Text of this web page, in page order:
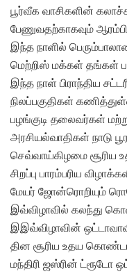
பூர்வீக வாசிகளின்
பேணுவதற்காகவும்
இந்த நாளில்
மெற்றிஸ் மக்கள் தங்கள்
இந்த நாள் பிராந்திய
நிலப்பகுதிகள்
பழங்குடி தலைவர்கள்
அரசியல்வாதிகள் நாடு
செவ்வாய்கிழமை சூரிய
சிறப்பு பாரம்பரிய
மேயர் ஜோன்ரொறியும்
இவ்விழாவில் கலந்து
இஇவ்விழாவின்
தின சூரிய உதய
மந்திரி ஜஸ்ரின் ட்ரூடோ